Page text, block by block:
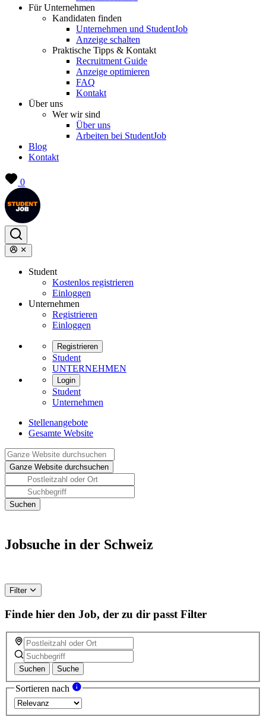
Für Unternehmen
Kandidaten finden
Unternehmen und StudentJob
Anzeige schalten
Praktische Tipps & Kontakt
Recruitment Guide
Anzeige optimieren
FAQ
Kontakt
Über uns
Wer wir sind
Über uns
Arbeiten bei StudentJob
Blog
Kontakt
0
Student
Kostenlos registrieren
Einloggen
Unternehmen
Registrieren
Einloggen
Registrieren
Student
UNTERNEHMEN
Login
Student
Unternehmen
Stellenangebote
Gesamte Website
Jobsuche in der Schweiz
Filter
Finde hier den Job, der zu dir passt Filter
Suchen Suche
Sortieren nach